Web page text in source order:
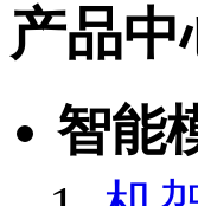
产品中
智能